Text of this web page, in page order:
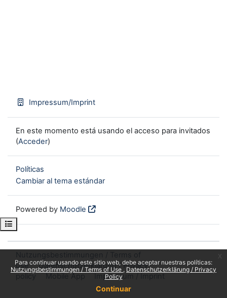
Para continuar usando este sitio web, debe aceptar nuestras políticas:
Nutzungsbestimmungen / Terms of Use
Datenschutzerklärung / Privacy
Policy
Continuar
Open course index
Impressum/Imprint
En este momento está usando el acceso para invitados
(Acceder)
Políticas
Cambiar al tema estándar
Powered by Moodle
use
Datenschutzerklärung / Privacy
policy
Mobile App Impressum / Imprint